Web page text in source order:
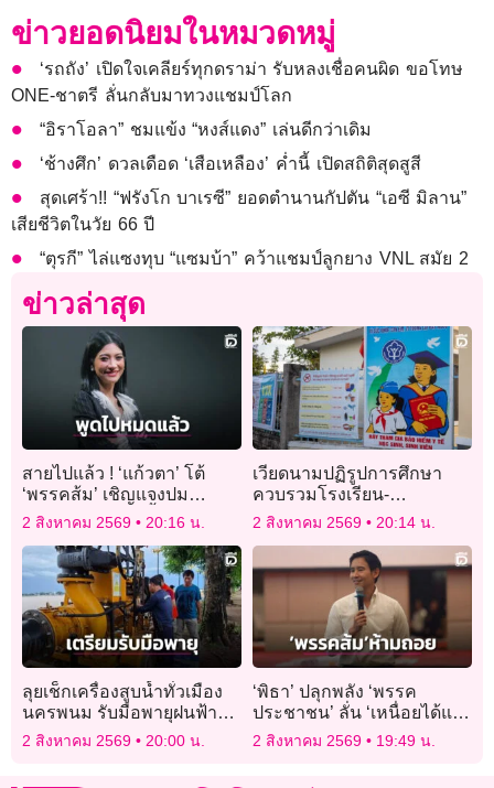
ข่าวยอดนิยมในหมวดหมู่
‘รถถัง’ เปิดใจเคลียร์ทุกดราม่า รับหลงเชื่อคนผิด ขอโทษ
ONE-ชาตรี ลั่นกลับมาทวงแชมป์โลก
“อิราโอลา” ชมแข้ง “หงส์แดง” เล่นดีกว่าเดิม
‘ช้างศึก’ ดวลเดือด ‘เสือเหลือง’ ค่ำนี้ เปิดสถิติสุดสูสี
สุดเศร้า!! “ฟรังโก บาเรซี” ยอดตำนานกัปตัน “เอซี มิลาน”
เสียชีวิตในวัย 66 ปี
“ตุรกี” ไล่แซงทุบ “แซมบ้า” คว้าแชมป์ลูกยาง VNL สมัย 2
ข่าวล่าสุด
สายไปแล้ว ! ‘แก้วตา’ โต้
‘พรรคส้ม’ เชิญแจงปม
คุกคามทางเพศ ชี้ผู้บริหารรู้
2 สิงหาคม 2569 20:16 น.
เวียดนามปฏิรูปการศึกษา
ควบรวมโรงเรียน-
มหาวิทยาลัย ลดโครงสร้าง
2 สิงหาคม 2569 20:14 น.
ลุยเช็กเครื่องสูบน้ำทั่วเมือง
นครพนม รับมือพายุฝนฟ้า
คะนอง 2-4 ส.ค.
2 สิงหาคม 2569 20:00 น.
‘พิธา’ ปลุกพลัง ‘พรรค
ประชาชน’ ลั่น ‘เหนื่อยได้แต่
ห้ามถอย’ เตือนสส.ต้องคิดนำ
2 สิงหาคม 2569 19:49 น.